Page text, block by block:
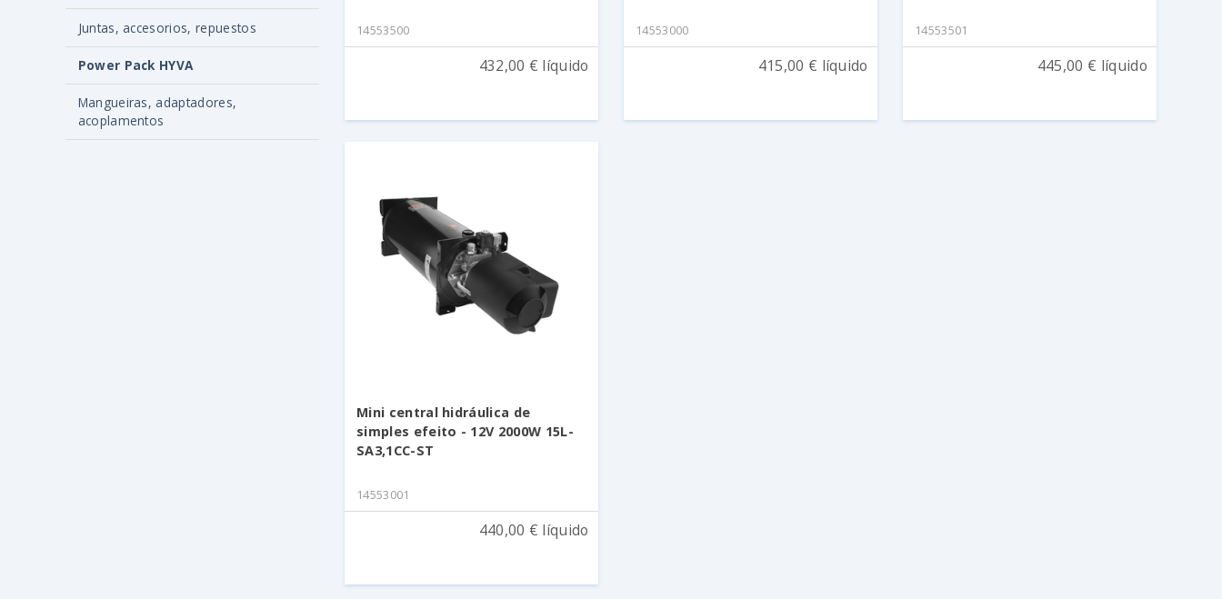
Juntas, accesorios, repuestos
Power Pack HYVA
Mangueiras, adaptadores,
acoplamentos
14553500
432,00 € líquido
14553000
415,00 € líquido
14553501
445,00 € líquido
Mini central hidráulica de
simples efeito - 12V 2000W 15L-
SA3,1CC-ST
14553001
440,00 € líquido